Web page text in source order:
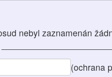
nebyl zaznamenán
(ochrana